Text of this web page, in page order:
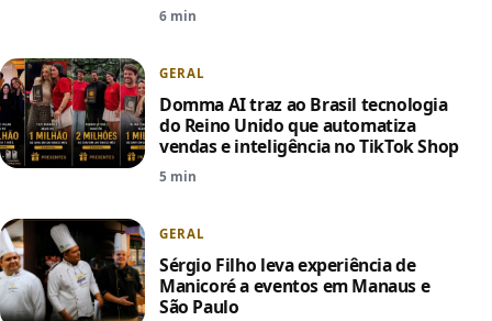
6 min
GERAL
Domma AI traz ao Brasil tecnologia
do Reino Unido que automatiza
vendas e inteligência no TikTok Shop
5 min
GERAL
Sérgio Filho leva experiência de
Manicoré a eventos em Manaus e
São Paulo